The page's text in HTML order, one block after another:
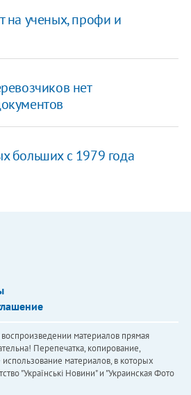
на ученых, профи и
нет
больших с 1979 года
материалов прямая
Перепечатка, копирование,
материалов, в которых
"Українськi Новини" и "Украинская Фото